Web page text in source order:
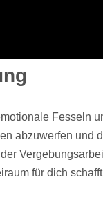
Fesseln
abzuwerfen und
für dich